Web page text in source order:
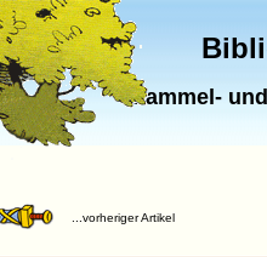
Sammel-
...vorheriger Artikel